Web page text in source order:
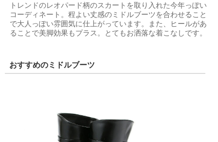
トレンドのレオパード柄のスカートを取り入れた今年っぽい
コーディネート。程よい丈感のミドルブーツを合わせること
で大人っぽい雰囲気に仕上がっています。また、ヒールがあ
ることで美脚効果もプラス。とてもお洒落な着こなしです。
おすすめのミドルブーツ